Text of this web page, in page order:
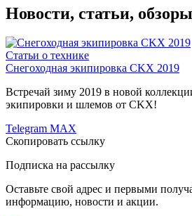
Новости, статьи, обзоры
Статьи о технике
Снегоходная экипировка CKX 2019
Встречай зиму 2019 в новой
экипировки и шлемов от CKX!
Telegram MAX
Скопировать ссылку
Подписка на рассылку
Оставьте свой адрес и первыми
информацию, новости и акции.